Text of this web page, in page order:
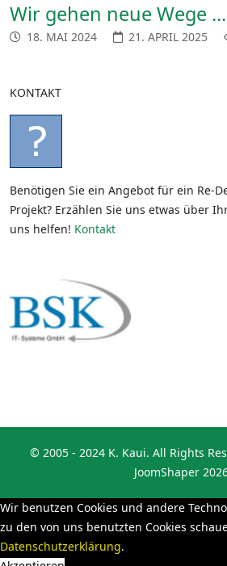
Wir gehen neue Wege ...
18. MAI 2024 21. APRIL 2025
KONTAKT
Benötigen Sie ein Angebot für ein Re-
Projekt? Erzählen Sie uns etwas über
uns helfen! Kontakt
© 2005 - 2024 K. Kaui. All Rights
JoomShaper
Wir benutzen Cookies und andere
zu den von uns benutzten Cookies
Datenschutzerklärung.